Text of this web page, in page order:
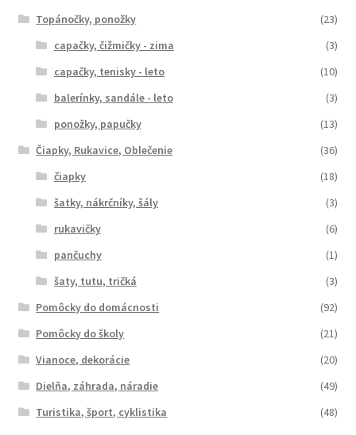
Topánočky, ponožky
(23)
capačky, čižmičky - zima
(3)
capačky, tenisky - leto
(10)
balerínky, sandále - leto
(3)
ponožky, papučky
(13)
Čiapky, Rukavice, Oblečenie
(36)
čiapky
(18)
šatky, nákrčníky, šály
(3)
rukavičky
(6)
pančuchy
(1)
šaty, tutu, tričká
(3)
Pomôcky do domácnosti
(92)
Pomôcky do školy
(21)
Vianoce, dekorácie
(20)
Dielňa, záhrada, náradie
(49)
Turistika, šport, cyklistika
(48)